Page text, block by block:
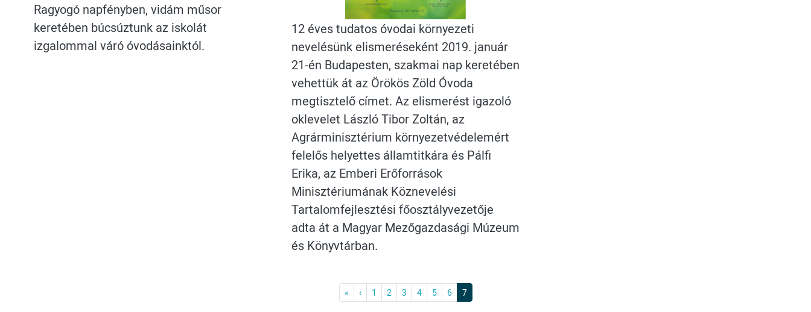
Ragyogó napfényben, vidám műsor
keretében búcsúztunk az iskolát
izgalommal váró óvodásainktól.
12 éves tudatos óvodai környezeti
nevelésünk elismeréseként 2019. január
21-én Budapesten, szakmai nap keretében
vehettük át az Örökös Zöld Óvoda
megtisztelő címet. Az elismerést igazoló
oklevelet László Tibor Zoltán, az
Agrárminisztérium környezetvédelemért
felelős helyettes államtitkára és Pálfi
Erika, az Emberi Erőforrások
Minisztériumának Köznevelési
Tartalomfejlesztési főosztályvezetője
adta át a Magyar Mezőgazdasági Múzeum
és Könyvtárban.
«Első‹Previous
1 2 3 4 5 6 7